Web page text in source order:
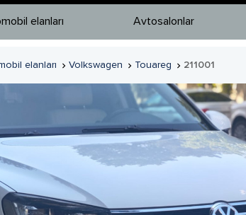
elanları Avtosalonlar
elanları  Volkswagen  Touareg  211001